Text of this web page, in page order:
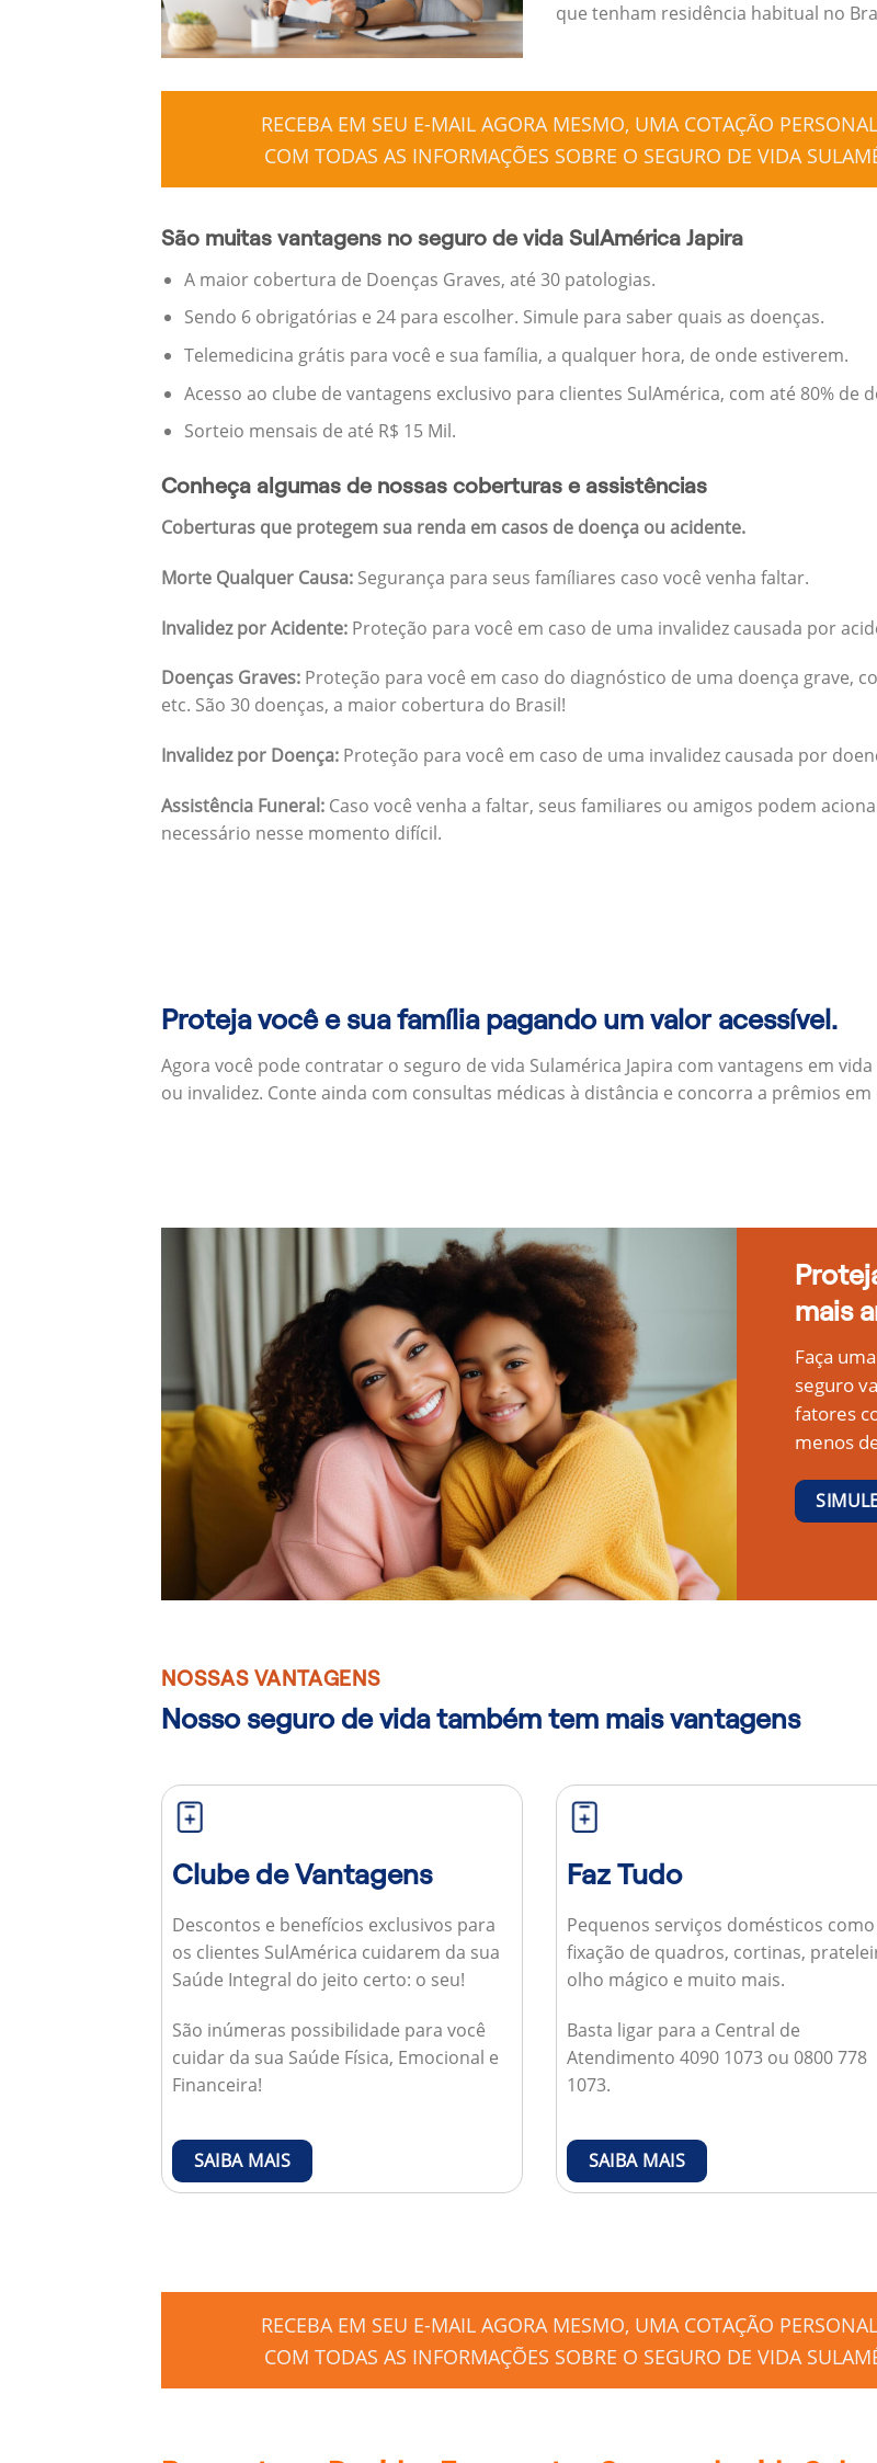
que tenham residência habitual no
RECEBA EM SEU E-MAIL AGORA MESMO, UMA COTAÇÃO
COM TODAS AS INFORMAÇÕES SOBRE O SEGURO DE VIDA
São muitas vantagens no seguro de vida SulAmérica Japira
A maior cobertura de Doenças Graves, até 30 patologias.
Sendo 6 obrigatórias e 24 para escolher. Simule para saber quais as doenças.
Telemedicina grátis para você e sua família, a qualquer hora, de onde estiverem.
Acesso ao clube de vantagens exclusivo para clientes SulAmérica, com até 80% de
Sorteio mensais de até R$ 15 Mil.
Conheça algumas de nossas coberturas e assistências
Coberturas que protegem sua renda em casos de doença ou acidente.
Morte Qualquer Causa: Segurança para seus famíliares caso você venha faltar.
Invalidez por Acidente: Proteção para você em caso de uma invalidez causada por
Doenças Graves: Proteção para você em caso do diagnóstico de uma doença grave,
etc. São 30 doenças, a maior cobertura do Brasil!
Invalidez por Doença: Proteção para você em caso de uma invalidez causada por
Assistência Funeral: Caso você venha a faltar, seus familiares ou amigos podem
necessário nesse momento difícil.
Proteja você e sua família pagando um valor acessível.
Agora você pode contratar o seguro de vida Sulamérica Japira com vantagens em
ou invalidez. Conte ainda com consultas médicas à distância e concorra a prêmios
mais
Faça
seguro
fatores
menos
NOSSAS VANTAGENS
Nosso seguro de vida também tem mais vantagens
Clube de Vantagens
Descontos e benefícios exclusivos para
os clientes SulAmérica cuidarem da sua
Saúde Integral do jeito certo: o seu!
São inúmeras possibilidade para você
cuidar da sua Saúde Física, Emocional e
Financeira!
SAIBA MAIS
Faz Tudo
Pequenos serviços domésticos como
fixação de quadros, cortinas,
olho mágico e muito mais.
Basta ligar para a Central de
Atendimento 4090 1073 ou 0800 778
1073.
SAIBA MAIS
RECEBA EM SEU E-MAIL AGORA MESMO, UMA COTAÇÃO
COM TODAS AS INFORMAÇÕES SOBRE O SEGURO DE VIDA